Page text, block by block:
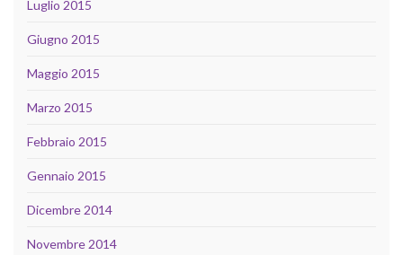
Luglio 2015
Giugno 2015
Maggio 2015
Marzo 2015
Febbraio 2015
Gennaio 2015
Dicembre 2014
Novembre 2014